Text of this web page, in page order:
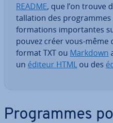
README, que l’on trouve
tal­la­tion des
for­ma­tions im­por­tantes
pouvez créer vous-même
format TXT ou Markdown
un éditeur HTML ou des
Pro­grammes